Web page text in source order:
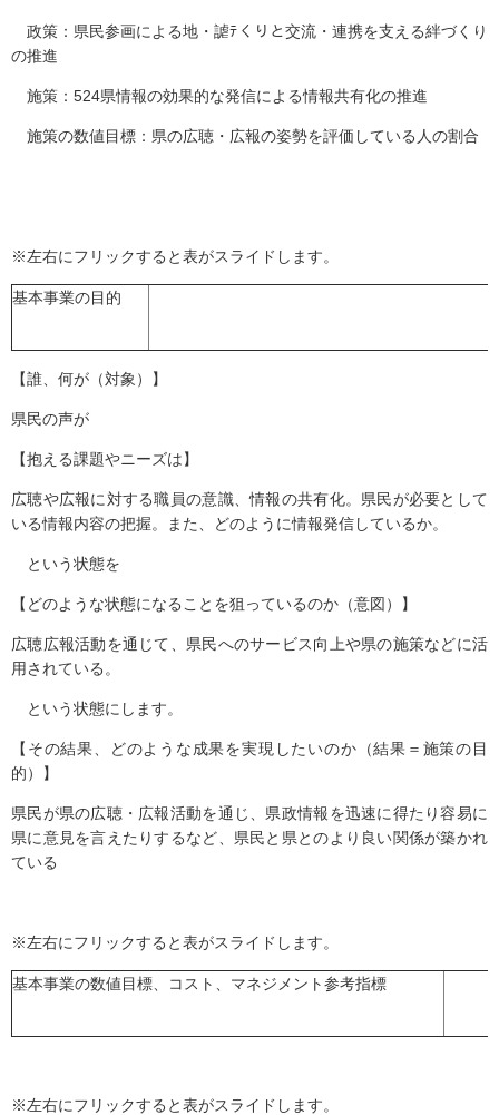
政策：県民参画による地・謔ﾃくりと交流・連携を支える絆づくり
の推進
施策：524県情報の効果的な発信による情報共有化の推進
施策の数値目標：県の広聴・広報の姿勢を評価している人の割合
※左右にフリックすると表がスライドします。
基本事業の目的
【誰、何が（対象）】
県民の声が
【抱える課題やニーズは】
広聴や広報に対する職員の意識、情報の共有化。県民が必要として
いる情報内容の把握。また、どのように情報発信しているか。
という状態を
【どのような状態になることを狙っているのか（意図）】
広聴広報活動を通じて、県民へのサービス向上や県の施策などに活
用されている。
という状態にします。
【その結果、どのような成果を実現したいのか（結果＝施策の目
的）】
県民が県の広聴・広報活動を通じ、県政情報を迅速に得たり容易に
県に意見を言えたりするなど、県民と県とのより良い関係が築かれ
ている
※左右にフリックすると表がスライドします。
基本事業の数値目標、コスト、マネジメント参考指標
※左右にフリックすると表がスライドします。